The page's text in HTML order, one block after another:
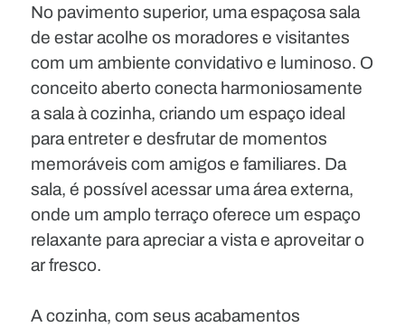
No pavimento superior, uma espaçosa sala
de estar acolhe os moradores e visitantes
com um ambiente convidativo e luminoso. O
conceito aberto conecta harmoniosamente
a sala à cozinha, criando um espaço ideal
para entreter e desfrutar de momentos
memoráveis com amigos e familiares. Da
sala, é possível acessar uma área externa,
onde um amplo terraço oferece um espaço
relaxante para apreciar a vista e aproveitar o
ar fresco.
A cozinha, com seus acabamentos